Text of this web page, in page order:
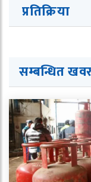
प्रतिक्रिया
सम्बन्धित खव